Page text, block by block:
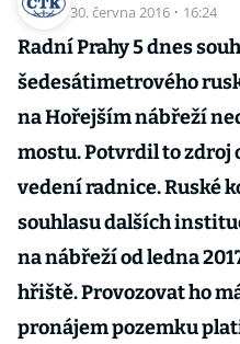
30. června 2016 · 16:24
Radní Prahy 5 dnes
šedesátimetrového
na Hořejším nábřeží
mostu. Potvrdil to zdroj
vedení radnice. Ruské
souhlasu dalších
na nábřeží od ledna
hřiště. Provozovat ho
pronájem pozemku